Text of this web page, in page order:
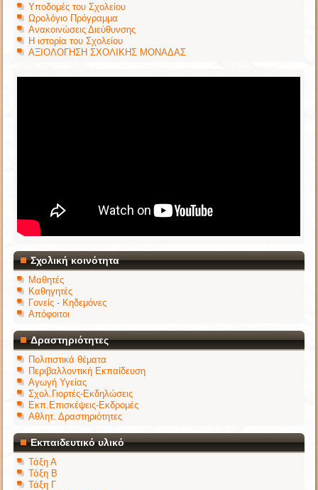
Υποδομές του Σχολείου
Ωρολόγιο Πρόγραμμα
Ανακοινώσεις Διεύθυνσης
Η ιστορία του Σχολείου
ΑΞΙΟΛΟΓΗΣΗ ΣΧΟΛΙΚΗΣ ΜΟΝΑΔΑΣ
Σχολική κοινότητα
Μαθητές
Καθηγητές
Γονείς - Κηδεμόνες
Απόφοιτοι
Δραστηριότητες
Πολιτιστικά θέματα
Περιβαλλοντική Εκπαίδευση
Αγωγή Υγείας
Σχολ.Γιορτές-Εκδηλώσεις
Εκπ.Επισκέψεις-Εκδρομές
Αθλητ. Δραστηριότητες
Εκπαιδευτικό υλικό
Τάξη Α
Τάξη Β
Τάξη Γ